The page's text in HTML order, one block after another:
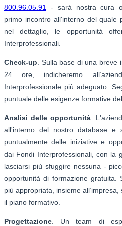
800.96.05.91
- sarà nostra cura
primo incontro all'interno del quale
nel dettaglio, le opportunità
Interprofessionali.
Check-up . Sulla base di una breve
24 ore, indicheremo
Interprofessionale più adeguato.
puntuale delle esigenze formative
Analisi delle opportunità.
all'interno del nostro database e
puntualmente delle iniziative e
dai Fondi Interprofessionali, con la
lasciarsi più sfuggire nessuna -
opportunità di formazione gratuita.
più appropriata, insieme
il piano formativo.
Progettazione . Un team di